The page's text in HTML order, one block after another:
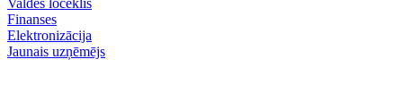
Valdes loceklis
Finanses
Elektronizācija
Jaunais uzņēmējs